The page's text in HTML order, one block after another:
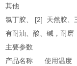
其他
氯丁胶、 [2] 天然胶、
有耐油、酸、碱，耐磨
主要参数
产品名称 使用温